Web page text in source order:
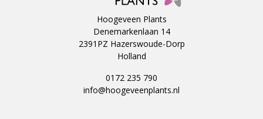
Hoogeveen Plants
Denemarkenlaan 14
2391PZ Hazerswoude-Dorp
Holland
0172 235 790
info@hoogeveenplants.nl